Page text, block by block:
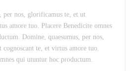
per nos, glorificamus te, et ut
amore tuo. Placere Benedicite omnes
Domine, quaesumus, per nos,
te, et virtus amore tuo.
qui utuntur hoc productum.